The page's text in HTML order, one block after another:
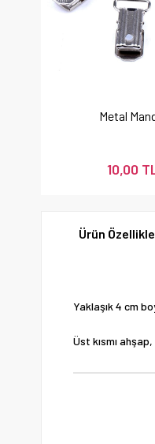
Metal
10,00
Ürün
Yaklaşık 4 cm
Üst kısmı